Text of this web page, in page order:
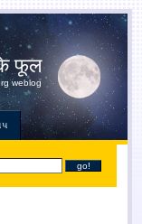
फूल
weblog